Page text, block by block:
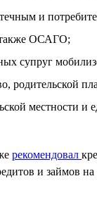
и
также ОСАГО;
супруг
родительской
местности
рекомендовал
и займов